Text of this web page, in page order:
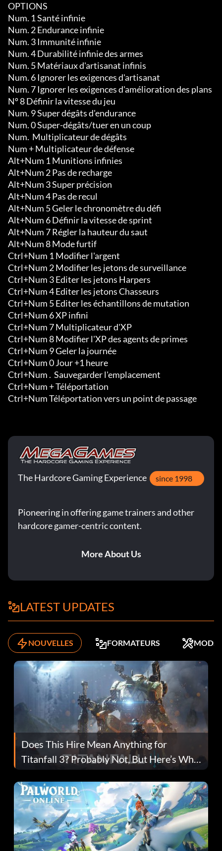
OPTIONS
Num. 1 Santé infinie
Num. 2 Endurance infinie
Num. 3 Immunité infinie
Num. 4 Durabilité infinie des armes
Num. 5 Matériaux d'artisanat infinis
Num. 6 Ignorer les exigences d'artisanat
Num. 7 Ignorer les exigences d'amélioration des plans
Nº 8 Définir la vitesse du jeu
Num. 9 Super dégâts d'endurance
Num. 0 Super-dégâts/tuer en un coup
Num.  Multiplicateur de dégâts
Num + Multiplicateur de défense
Alt+Num 1 Munitions infinies
Alt+Num 2 Pas de recharge
Alt+Num 3 Super précision
Alt+Num 4 Pas de recul
Alt+Num 5 Geler le chronomètre du défi
Alt+Num 6 Définir la vitesse de sprint
Alt+Num 7 Régler la hauteur du saut
Alt+Num 8 Mode furtif
Ctrl+Num 1 Modifier l'argent
Ctrl+Num 2 Modifier les jetons de surveillance
Ctrl+Num 3 Editer les jetons Harpers
Ctrl+Num 4 Editer les jetons Chasseurs
Ctrl+Num 5 Editer les échantillons de mutation
Ctrl+Num 6 XP infini
Ctrl+Num 7 Multiplicateur d'XP
Ctrl+Num 8 Modifier l'XP des agents de primes
Ctrl+Num 9 Geler la journée
Ctrl+Num 0 Jour +1 heure
Ctrl+Num .  Sauvegarder l'emplacement
Ctrl+Num + Téléportation
Ctrl+Num Téléportation vers un point de passage
The Hardcore Gaming Experience since 1998
Pioneering in offering game trainers and other
hardcore gamer-centric content.
More About Us
LATEST UPDATES
NOUVELLES FORMATEURS MODS
Does This Hire Mean Anything for
Titanfall 3? Probably Not, But Here’s Why
Fans Are Hopeful